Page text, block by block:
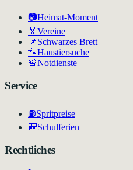
📷Heimat-Moment
🏅 Vereine
📌Schwarzes Brett
🐾Haustiersuche
🚨Notdienste
Service
⛽Spritpreise
🎒Schulferien
Rechtliches